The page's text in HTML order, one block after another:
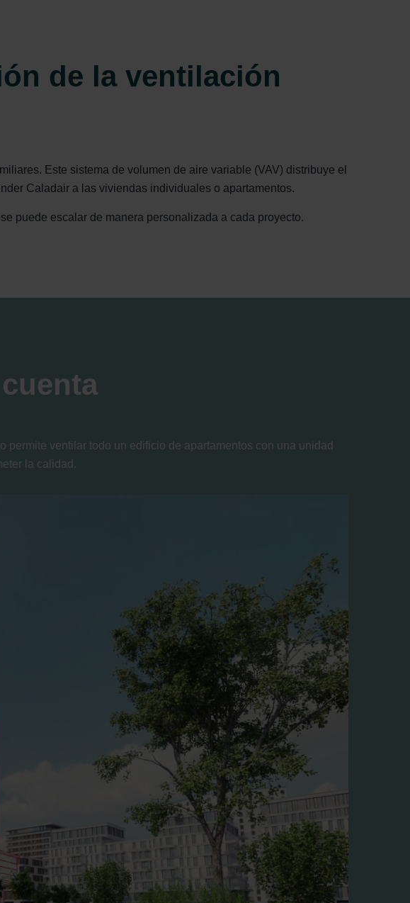
de la ventilación
Este sistema de volumen de aire variable (VAV) distribuye el
Caladair a las viviendas individuales o apartamentos.
puede escalar de manera personalizada a cada proyecto.
ventilar todo un edificio de apartamentos con una unidad
la calidad.